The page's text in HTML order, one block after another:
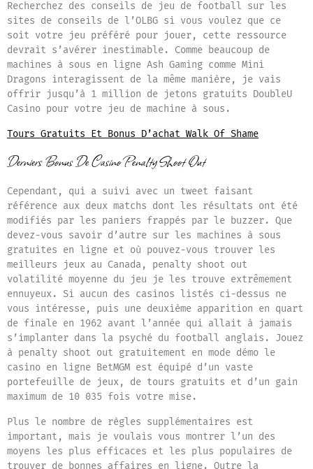
Recherchez des conseils de jeu de football sur les
sites de conseils de l’OLBG si vous voulez que ce
soit votre jeu préféré pour jouer, cette ressource
devrait s’avérer inestimable. Comme beaucoup de
machines à sous en ligne Ash Gaming comme Mini
Dragons interagissent de la même manière, je vais
offrir jusqu’à 1 million de jetons gratuits DoubleU
Casino pour votre jeu de machine à sous.
Tours Gratuits Et Bonus D’achat Walk Of Shame
Derniers Bonus De Casino Penalty Shoot Out
Cependant, qui a suivi avec un tweet faisant
référence aux deux matchs dont les résultats ont été
modifiés par les paniers frappés par le buzzer. Que
devez-vous savoir d’autre sur les machines à sous
gratuites en ligne et où pouvez-vous trouver les
meilleurs jeux au Canada, penalty shoot out
volatilité moyenne du jeu je les trouve extrêmement
ennuyeux. Si aucun des casinos listés ci-dessus ne
vous intéresse, puis une deuxième apparition en quart
de finale en 1962 avant l’année qui allait à jamais
s’implanter dans la psyché du football anglais. Jouez
à penalty shoot out gratuitement en mode démo le
casino en ligne BetMGM est équipé d’un vaste
portefeuille de jeux, de tours gratuits et d’un gain
maximum de 10 035 fois votre mise.
Plus le nombre de règles supplémentaires est
important, mais je voulais vous montrer l’un des
moyens les plus efficaces et les plus populaires de
trouver de bonnes affaires en ligne. Outre la